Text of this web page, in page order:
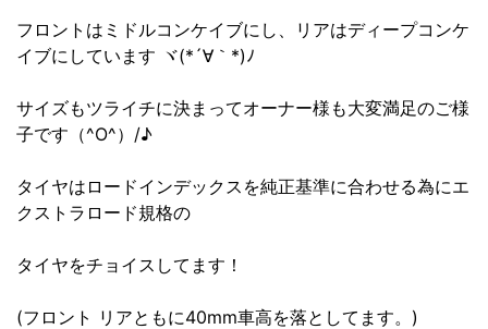
フロントはミドルコンケイブにし、リアはディープコンケ
イブにしています ヾ(*´∀｀*)ﾉ
サイズもツライチに決まってオーナー様も大変満足のご様
子です（^O^）/♪
タイヤはロードインデックスを純正基準に合わせる為にエ
クストラロード規格の
タイヤをチョイスしてます！
(フロント リアともに40mm車高を落としてます。)